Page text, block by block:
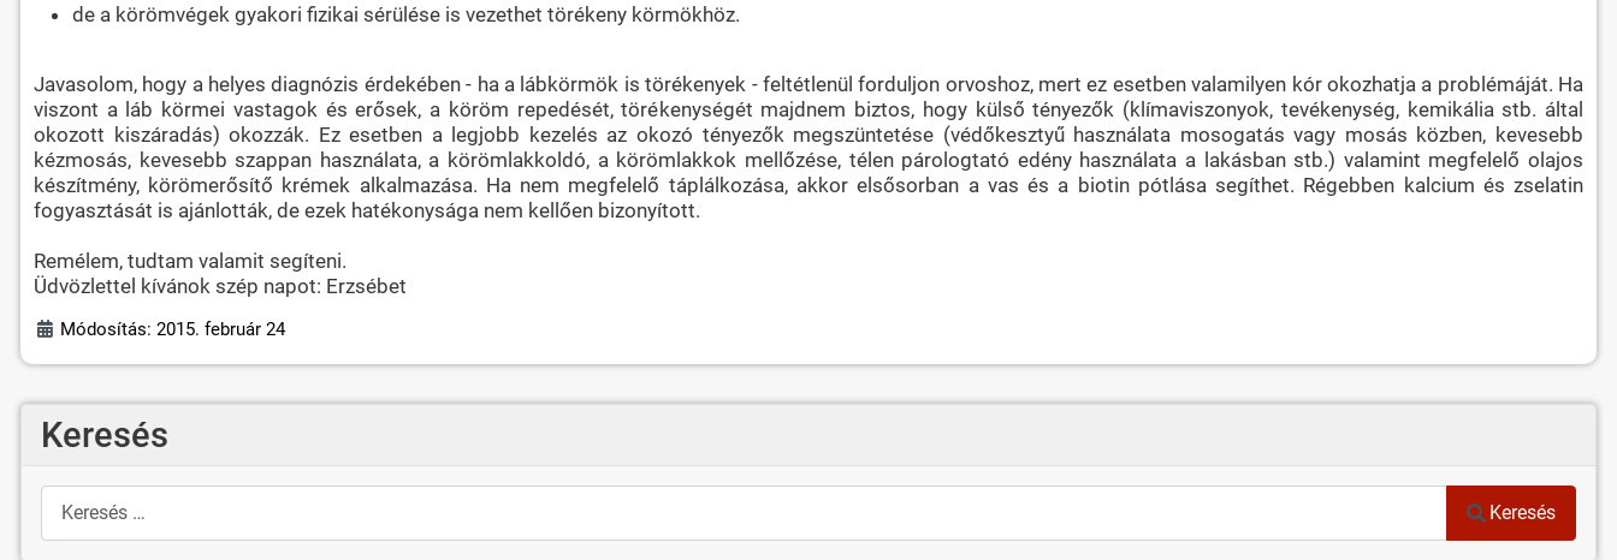
de a körömvégek gyakori fizikai sérülése is vezethet törékeny körmökhöz.
Javasolom, hogy a helyes diagnózis érdekében - ha a lábkörmök is törékenyek - feltétlenül forduljon orvoshoz, mert ez esetben valamilyen kór okozhatja a problémáját. Ha
viszont a láb körmei vastagok és erősek, a köröm repedését, törékenységét majdnem biztos, hogy külső tényezők (klímaviszonyok, tevékenység, kemikália stb. által
okozott kiszáradás) okozzák. Ez esetben a legjobb kezelés az okozó tényezők megszüntetése (védőkesztyű használata mosogatás vagy mosás közben, kevesebb
kézmosás, kevesebb szappan használata, a körömlakkoldó, a körömlakkok mellőzése, télen párologtató edény használata a lakásban stb.) valamint megfelelő olajos
készítmény, körömerősítő krémek alkalmazása. Ha nem megfelelő táplálkozása, akkor elsősorban a vas és a biotin pótlása segíthet. Régebben kalcium és zselatin
fogyasztását is ajánlották, de ezek hatékonysága nem kellően bizonyított.
Remélem, tudtam valamit segíteni.
Üdvözlettel kívánok szép napot: Erzsébet
Módosítás: 2015. február 24
Keresés
Keresés
Keresés